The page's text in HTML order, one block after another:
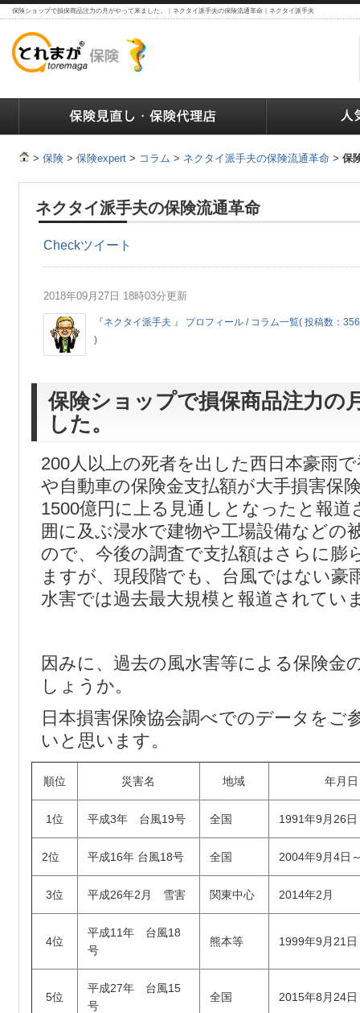
保険ショップで損保商品注力の月がやって来ました。｜ネクタイ派手夫の保険流通革命｜ネクタイ派手夫
> 保険 > 保険expert > コラム > ネクタイ派手夫の保険流通革命 > 保
ネクタイ派手夫の保険流通革命
Checkツイート
2018年09月27日 18時03分更新
『ネクタイ派手夫 』 プロフィール / コラム一覧( 投稿数：356
)
保険ショップで損保商品注力の
した。
200人以上の死者を出した西日本豪雨
や自動車の保険金支払額が大手損害保
1500億円に上る見通しとなったと報道
囲に及ぶ浸水で建物や工場設備などの
ので、今後の調査で支払額はさらに膨
ますが、現段階でも、台風ではない豪
水害では過去最大規模と報道されてい
因みに、過去の風水害等による保険金
しょうか。
日本損害保険協会調べでのデータをご
いと思います。
順位 災害名 地域 年月日
1位 平成3年 台風19号 全国 1991年9月26
2位 平成16年 台風18号 全国 2004年9月4日
3位 平成26年2月 雪害 関東中心 2014年2月
4位
平成11年 台風18
号
熊本等 1999年9月21
5位
平成27年 台風15
号
全国 2015年8月24